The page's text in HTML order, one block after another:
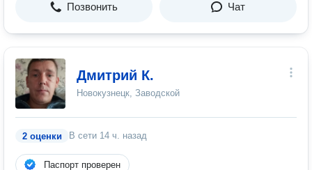
Позвонить Чат
Дмитрий К.
Новокузнецк, Заводской
2 оценки В сети 14 ч. назад
Паспорт проверен